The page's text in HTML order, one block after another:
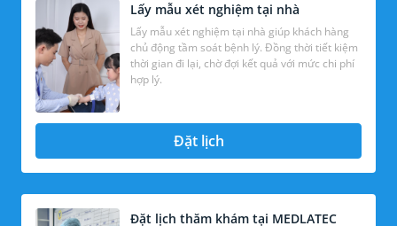
Lấy mẫu xét nghiệm tại nhà
Lấy mẫu xét nghiệm tại nhà giúp khách hàng
chủ động tầm soát bệnh lý. Đồng thời tiết kiệm
thời gian đi lại, chờ đợi kết quả với mức chi phí
hợp lý.
Đặt lịch
Đặt lịch thăm khám tại MEDLATEC